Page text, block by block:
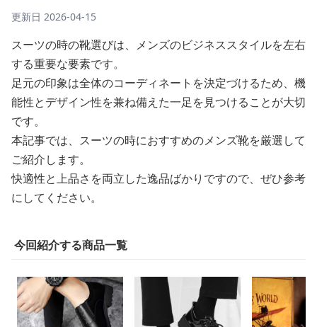
更新日 2026-04-15
スーツの時の靴選びは、メンズのビジネススタイルを左右
する重要な要素です。
足元の印象は全体のコーディネートを決定づけるため、機
能性とデザイン性を兼ね備えた一足を見つけることが大切
です。
本記事では、スーツの時におすすめのメンズ靴を厳選して
ご紹介します。
快適性と上品さを両立した逸品ばかりですので、ぜひ参考
にしてください。
今回紹介する商品一覧